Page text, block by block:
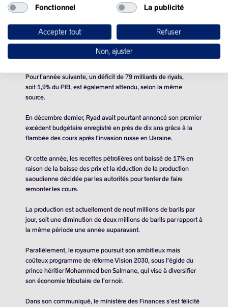
brut, avait initialement tablé sur un excédent de 16 milliards de
nouvelles prévisions indiquent un déficit attendu de 82
milliards de riyals saoudiens (21,86 milliards de dollars),
équivalent à 2% du PIB, a déclaré le ministère tard samedi dans
Pour l’année suivante, un déficit de 79 milliards de riyals,
soit 1,9% du PIB, est également attendu, selon la même
source.
En décembre dernier, Ryad avait pourtant annoncé son premier
excédent budgétaire enregistré en près de dix ans grâce à la
flambée des cours après l’invasion russe en Ukraine.
Or cette année, les recettes pétrolières ont baissé de 17% en
raison de la baisse des prix et la réduction de la production
saoudienne décidée par les autorités pour tenter de faire
remonter les cours.
La production est actuellement de neuf millions de barils par
jour, soit une diminution de deux millions de barils par rapport à
la même période une année auparavant.
Parallèlement, le royaume poursuit son ambitieux mais
coûteux programme de réforme Vision 2030, sous l’égide du
prince héritier Mohammed ben Salmane, qui vise à diversifier
son économie tributaire de l’or noir.
Dans son communiqué, le ministère des Finances s’est félicité
Fonctionnel La publicité
Accepter tout Refuser
Non, ajuster